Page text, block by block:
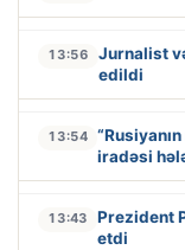
13:56
Jurnalist
edildi
13:54
iradəsi
13:43
Prezident
etdi